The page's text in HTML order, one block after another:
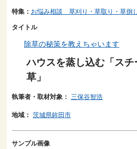
特集： お悩み相談 草刈り・草取り・草倒
タイトル
除草の秘策を教えちゃいます
ハウスを蒸し込む「ス
草」
執筆者・取材対象： 三保谷智浩
地域： 茨城県鉾田市
サンプル画像